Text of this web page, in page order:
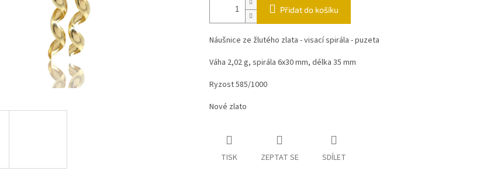
Přidat do košíku
Náušnice ze žlutého zlata - visací spirála - puzeta
Váha 2,02 g, spirála 6x30 mm, délka 35 mm
Ryzost 585/1000
Nové zlato
TISK ZEPTAT SE SDÍLET